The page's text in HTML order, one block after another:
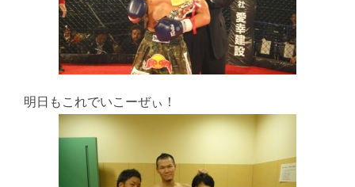
明日もこれでいこーぜぃ！